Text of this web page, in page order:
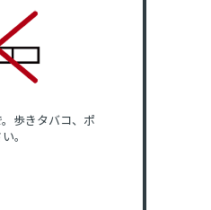
歩きタバコ、ポ
。